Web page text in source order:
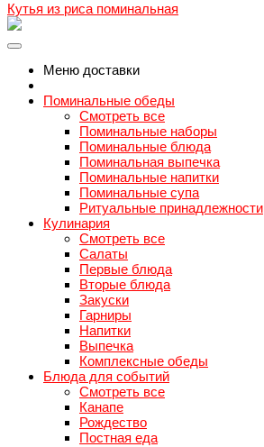
Кутья из риса поминальная
Меню доставки
Поминальные обеды
Смотреть все
Поминальные наборы
Поминальные блюда
Поминальная выпечка
Поминальные напитки
Поминальные супа
Ритуальные принадлежности
Кулинария
Смотреть все
Салаты
Первые блюда
Вторые блюда
Закуски
Гарниры
Напитки
Выпечка
Комплексные обеды
Блюда для событий
Смотреть все
Канапе
Рождество
Постная еда